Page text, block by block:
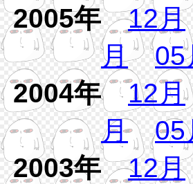
2005年12月
月
05
2004年12月
月
05
2003年12月